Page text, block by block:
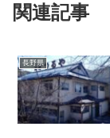
関連記事
長野県